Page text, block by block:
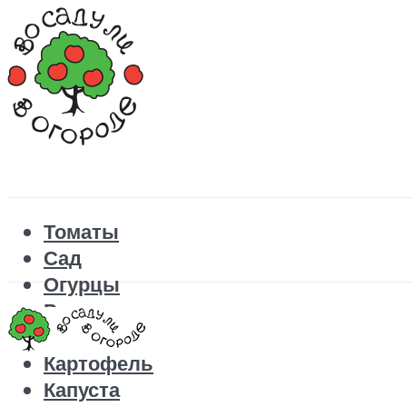
Томаты
Сад
Огурцы
Рецепты
Перец
Картофель
Капуста